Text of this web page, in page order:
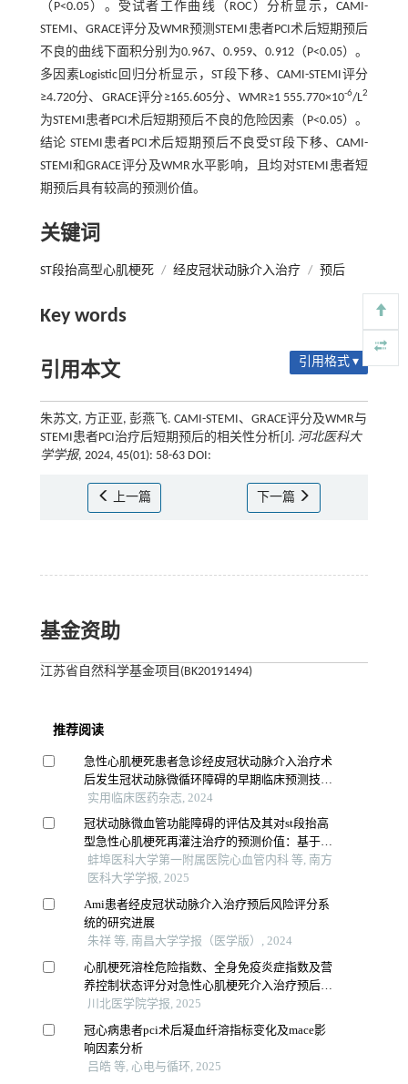
（P<0.05）。受试者工作曲线（ROC）分析显示，CAMI-
STEMI、GRACE评分及WMR预测STEMI患者PCI术后短期预后
不良的曲线下面积分别为0.967、0.959、0.912（P<0.05）。
多因素Logistic回归分析显示，ST段下移、CAMI-STEMI评分
≥4.720分、GRACE评分≥165.605分、WMR≥1 555.770×10-6/L2
为STEMI患者PCI术后短期预后不良的危险因素（P<0.05）。
结论 STEMI患者PCI术后短期预后不良受ST段下移、CAMI-
STEMI和GRACE评分及WMR水平影响，且均对STEMI患者短
期预后具有较高的预测价值。
关键词
ST段抬高型心肌梗死 / 经皮冠状动脉介入治疗 / 预后
Key words
引用本文 引用格式 ▾
朱苏文, 方正亚, 彭燕飞. CAMI-STEMI、GRACE评分及WMR与
STEMI患者PCI治疗后短期预后的相关性分析[J]. 河北医科大
学学报, 2024, 45(01): 58-63 DOI:
上一篇 下一篇
基金资助
江苏省自然科学基金项目(BK20191494)